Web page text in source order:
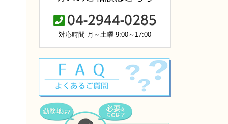
04-2944-0285
対応時間 月～土曜 9:00～17:00